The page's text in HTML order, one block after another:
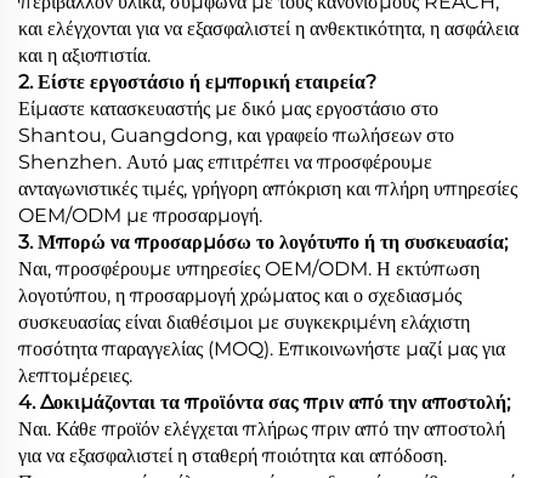
και ελέγχονται για να εξασφαλιστεί η ανθεκτικότητα, η ασφάλεια
και η αξιοπιστία.
2. Είστε εργοστάσιο ή εμπορική εταιρεία?
Είμαστε κατασκευαστής με δικό μας εργοστάσιο στο
Shantou, Guangdong, και γραφείο πωλήσεων στο
Shenzhen. Αυτό μας επιτρέπει να προσφέρουμε
ανταγωνιστικές τιμές, γρήγορη απόκριση και πλήρη υπηρεσίες
OEM/ODM με προσαρμογή.
3. Μπορώ να προσαρμόσω το λογότυπο ή τη συσκευασία;
Ναι, προσφέρουμε υπηρεσίες OEM/ODM. Η εκτύπωση
λογοτύπου, η προσαρμογή χρώματος και ο σχεδιασμός
συσκευασίας είναι διαθέσιμοι με συγκεκριμένη ελάχιστη
ποσότητα παραγγελίας (MOQ). Επικοινωνήστε μαζί μας για
λεπτομέρειες.
4. Δοκιμάζονται τα προϊόντα σας πριν από την αποστολή;
Ναι. Κάθε προϊόν ελέγχεται πλήρως πριν από την αποστολή
για να εξασφαλιστεί η σταθερή ποιότητα και απόδοση.